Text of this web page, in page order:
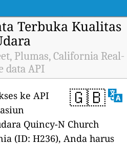
Terbuka Kualitas
Plumas, California Real-
data API
🇬🇧
ke API
Quincy-N Church
(ID: H236), Anda harus